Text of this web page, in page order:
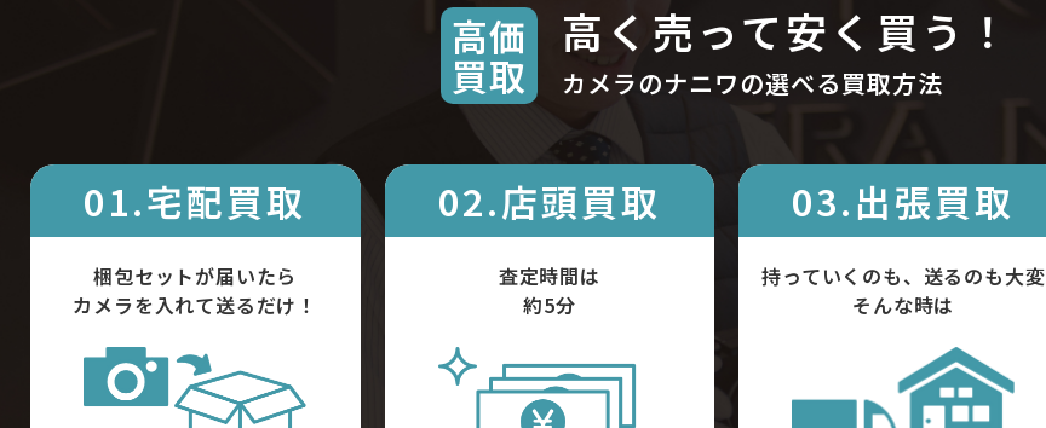
高価
買取
高く売って安く買う！
カメラのナニワの選べる買取方法
01.宅配買取
梱包セットが届いたら
カメラを入れて送るだけ！
02.店頭買取
査定時間は
約5分
03.出張買取
持っていくのも、送るのも大変
そんな時は